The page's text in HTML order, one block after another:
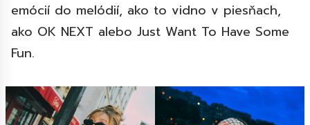
emócií do melódií, ako to vidno v piesňach,
ako OK NEXT alebo Just Want To Have Some
Fun.